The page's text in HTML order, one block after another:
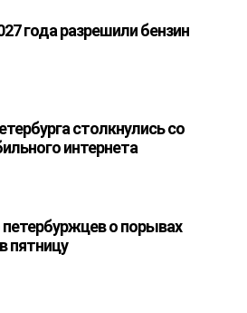
года разрешили бензин
столкнулись со
интернета
о порывах
пятницу